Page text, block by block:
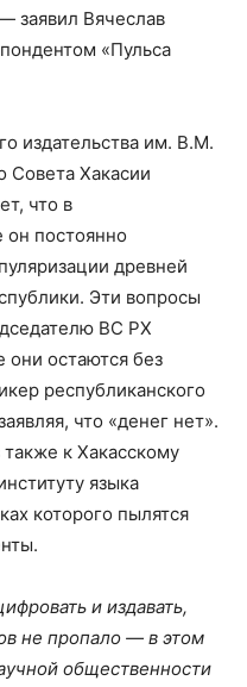
заявил Вячеслав
«Пульса
издательства им. В.М.
Совета Хакасии
что в
он постоянно
древней
Эти вопросы
ВС РХ
остаются без
республиканского
что «денег нет».
к Хакасскому
языка
которого пылятся
и издавать,
не пропало — в этом
общественности